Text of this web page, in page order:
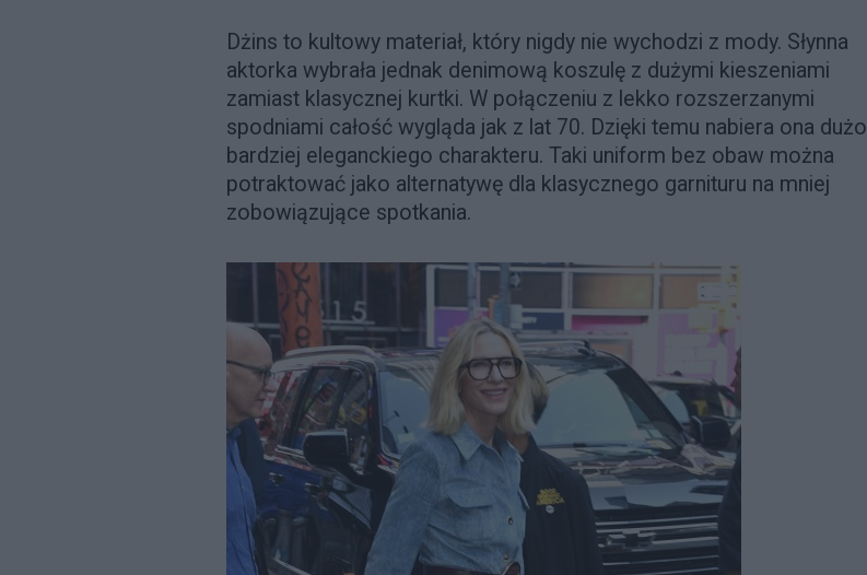
Dżins to kultowy materiał, który nigdy nie wychodzi z mody. Słynna
aktorka wybrała jednak denimową koszulę z dużymi kieszeniami
zamiast klasycznej kurtki. W połączeniu z lekko rozszerzanymi
spodniami całość wygląda jak z lat 70. Dzięki temu nabiera ona dużo
bardziej eleganckiego charakteru. Taki uniform bez obaw można
potraktować jako alternatywę dla klasycznego garnituru na mniej
zobowiązujące spotkania.